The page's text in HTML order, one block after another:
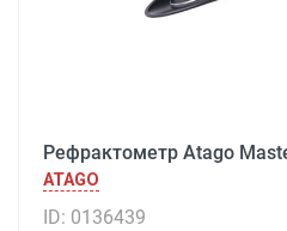
Рефрактометр Atago
ATAGO
ID: 0136439